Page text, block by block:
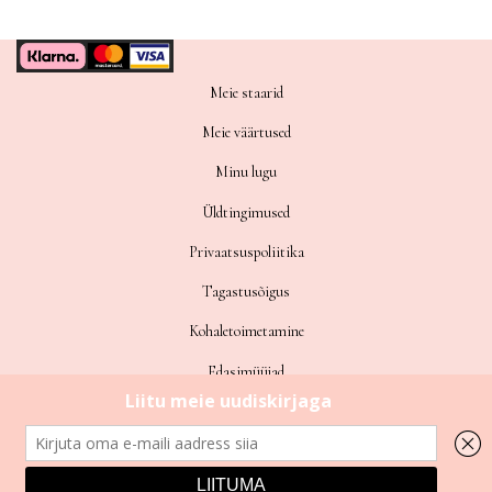
Meie staarid
Meie väärtused
Minu lugu
Üldtingimused
Privaatsuspoliitika
Tagastusõigus
Kohaletoimetamine
Edasimüüjad
Sitemap
2026LOVÉN Design +3725685 1777 contact@lovendesign.eu